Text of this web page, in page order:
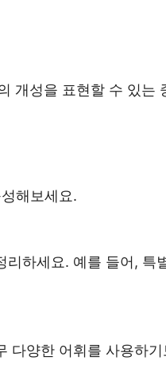
개성을 표현할 수 있는
해보세요.
하세요. 예를 들어, 특
양한 어휘를 사용하